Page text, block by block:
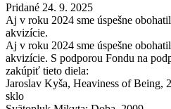
Pridané 24. 9. 2025
Aj v roku 2024 sme úspešne
akvizície.
Aj v roku 2024 sme úspešne
akvizície. S podporou Fondu na
zakúpiť tieto diela:
Jaroslav Kyša, Heaviness of Being,
sklo